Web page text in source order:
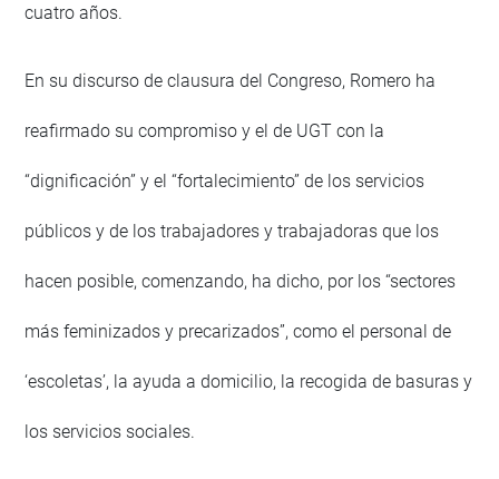
cuatro años.
En su discurso de clausura del Congreso, Romero ha
reafirmado su compromiso y el de UGT con la
“dignificación” y el “fortalecimiento” de los servicios
públicos y de los trabajadores y trabajadoras que los
hacen posible, comenzando, ha dicho, por los “sectores
más feminizados y precarizados”, como el personal de
‘escoletas’, la ayuda a domicilio, la recogida de basuras y
los servicios sociales.